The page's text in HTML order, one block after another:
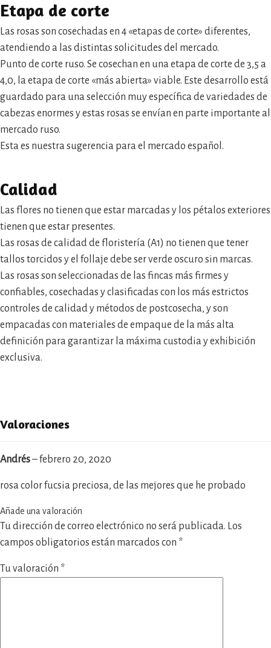
Etapa de corte
Las rosas son cosechadas en 4 «etapas de corte» diferentes,
atendiendo a las distintas solicitudes del mercado.
Punto de corte ruso. Se cosechan en una etapa de corte de 3,5 a
4,0, la etapa de corte «más abierta» viable. Este desarrollo está
guardado para una selección muy específica de variedades de
cabezas enormes y estas rosas se envían en parte importante al
mercado ruso.
Esta es nuestra sugerencia para el mercado español.
Calidad
Las flores no tienen que estar marcadas y los pétalos exteriores
tienen que estar presentes.
Las rosas de calidad de floristería (A1) no tienen que tener
tallos torcidos y el follaje debe ser verde oscuro sin marcas.
Las rosas son seleccionadas de las fincas más firmes y
confiables, cosechadas y clasificadas con los más estrictos
controles de calidad y métodos de postcosecha, y son
empacadas con materiales de empaque de la más alta
definición para garantizar la máxima custodia y exhibición
exclusiva.
Valoraciones
Andrés–febrero 20, 2020
rosa color fucsia preciosa, de las mejores que he probado
Añade una valoración
Tu dirección de correo electrónico no será publicada. Los
campos obligatorios están marcados con *
Tu valoración *